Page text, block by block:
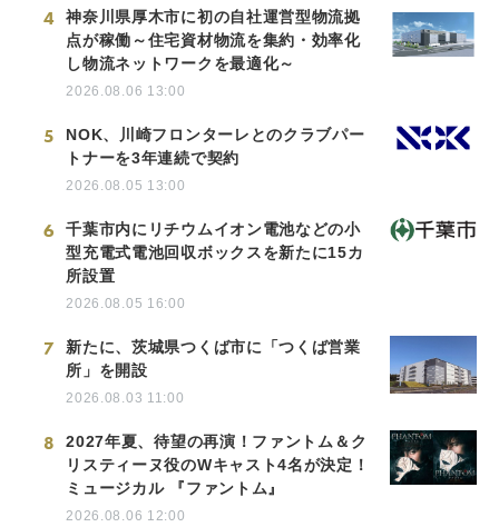
4
神奈川県厚木市に初の自社運営型物流拠
点が稼働～住宅資材物流を集約・効率化
し物流ネットワークを最適化～
2026.08.06 13:00
5
NOK、川崎フロンターレとのクラブパー
トナーを3年連続で契約
2026.08.05 13:00
6
千葉市内にリチウムイオン電池などの小
型充電式電池回収ボックスを新たに15カ
所設置
2026.08.05 16:00
7
新たに、茨城県つくば市に「つくば営業
所」を開設
2026.08.03 11:00
8
2027年夏、待望の再演！ファントム＆ク
リスティーヌ役のWキャスト4名が決定！
ミュージカル 『ファントム』
2026.08.06 12:00